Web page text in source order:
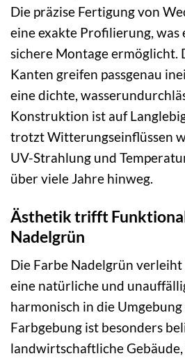
Die präzise Fertigung von
eine exakte Profilierung, was
sichere Montage ermöglicht.
Kanten greifen passgenau
eine dichte,
Konstruktion ist auf
trotzt Witterungseinflüssen
UV-Strahlung und
über viele Jahre hinweg.
Ästhetik trifft
Nadelgrün
Die Farbe Nadelgrün
eine natürliche und
harmonisch in die
Farbgebung ist besonders
landwirtschaftliche